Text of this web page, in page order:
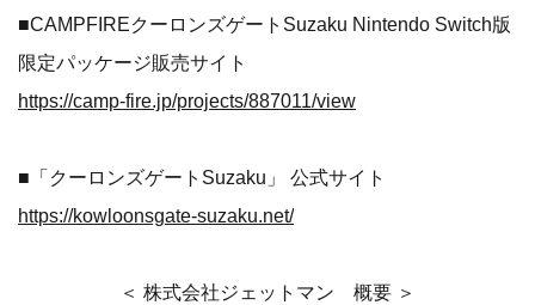
■CAMPFIREクーロンズゲートSuzaku Nintendo Switch版
限定パッケージ販売サイト
https://camp-fire.jp/projects/887011/view
■「クーロンズゲートSuzaku」 公式サイト
https://kowloonsgate-suzaku.net/
＜ 株式会社ジェットマン 概要 ＞